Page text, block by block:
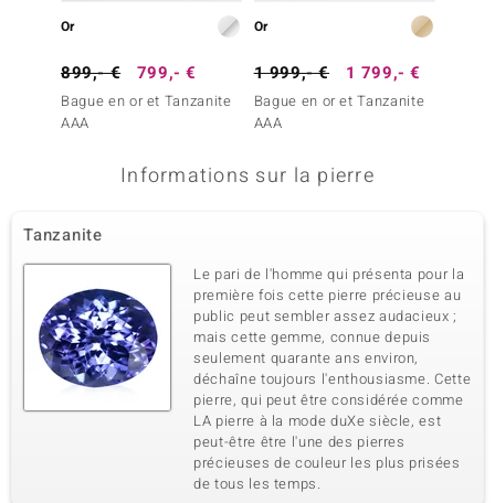
Or
899,- € 799,- €
Bague en or et Tanzanite
AAA
Or
1 999,- € 1 799,- €
Bague en or et Tanzanite
AAA
Informations sur la pierre
Tanzanite
Le pari de l'homme qui présenta pour la
première fois cette pierre précieuse au
public peut sembler assez audacieux ;
mais cette gemme, connue depuis
seulement quarante ans environ,
déchaîne toujours l'enthousiasme. Cette
pierre, qui peut être considérée comme
LA pierre à la mode duXe siècle, est
peut-être être l'une des pierres
précieuses de couleur les plus prisées
de tous les temps.